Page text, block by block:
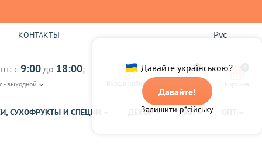
Давайте українською?
Давайте!
Залишити р*сійську
КОНТАКТЫ Рус
с 9:00 до 18:00;
- выходной Вход в кабинет
0
СУХОФРУКТЫ И СПЕЦИИ ДЕКОР ЧАЙ